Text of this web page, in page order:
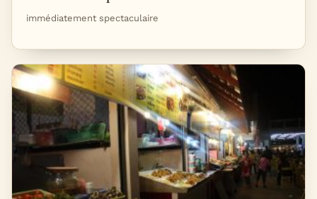
immédiatement spectaculaire